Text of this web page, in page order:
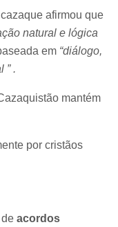
afirmou que
natural e lógica
em “diálogo,
” .
mantém
por cristãos
acordos